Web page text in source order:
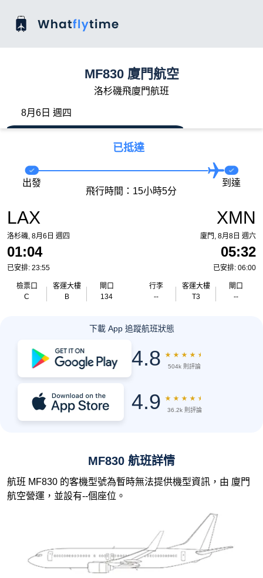
MF830 廈門航空
洛杉磯飛廈門航班
8月6日 週四
已抵達
LAX
洛杉磯, 8月6日 週四
01:04
已安排: 23:55
檢票口
C
客運大樓
B
閘口
134
出發
飛行時間：15小時5分
到達
XMN
廈門, 8月8日 週六
05:32
已安排: 06:00
行李
--
客運大樓
T3
閘口
--
下載 App 追蹤航班狀態
4.8 ★ ★ ★ ★ ★
504k 則評論
4.9 ★ ★ ★ ★ ★
36.2k 則評論
MF830 航班詳情
航班 MF830 的客機型號為暫時無法提供機型資訊，由 廈門
航空營運，並設有--個座位。